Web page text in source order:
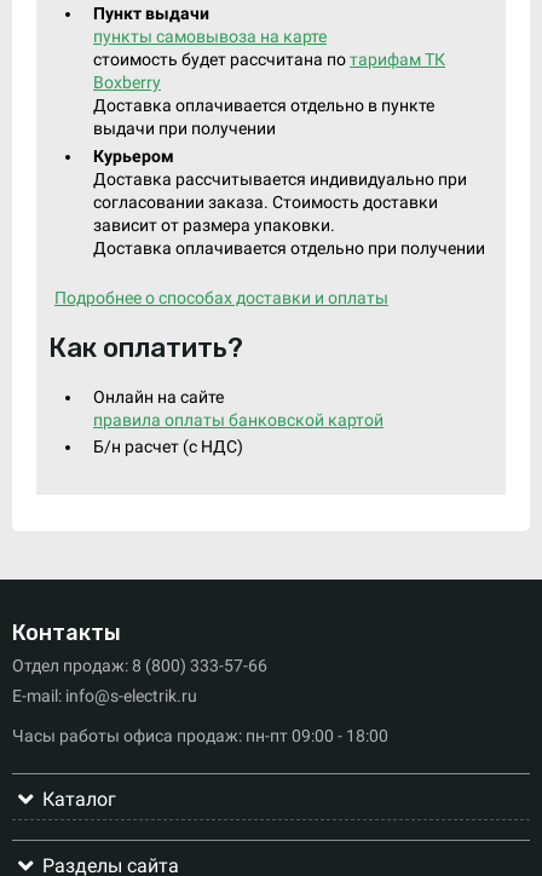
Пункт выдачи
пункты самовывоза на карте
стоимость будет рассчитана потарифам ТК
Boxberry
Доставка оплачивается отдельно в пункте
выдачи при получении
Курьером
Доставка рассчитывается индивидуально при
согласовании заказа. Стоимость доставки
зависит от размера упаковки.
Доставка оплачивается отдельно при получении
Подробнее о способах доставки и оплаты
Как оплатить?
Онлайн на сайте
правила оплаты банковской картой
Б/н расчет (c НДС)
Контакты
Отдел продаж: 8 (800) 333-57-66
E-mail: info@s-electrik.ru
Часы работы офиса продаж: пн-пт 09:00 - 18:00
Каталог
Разделы сайта